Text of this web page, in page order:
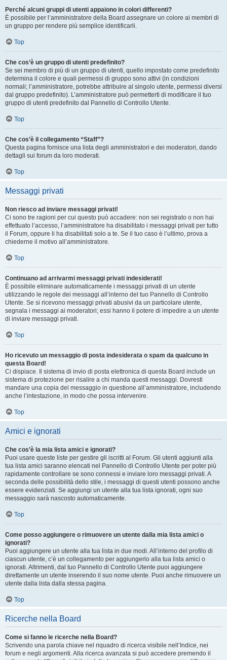
Perché alcuni gruppi di utenti appaiono in colori differenti?
È possibile per l’amministratore della Board assegnare un colore ai membri di
un gruppo per rendere più semplice identificarli.
Top
Che cos’è un gruppo di utenti predefinito?
Se sei membro di più di un gruppo di utenti, quello impostato come predefinito
determina il colore e quali permessi di gruppo sono attivi (in condizioni
normali; l’amministratore, potrebbe attribuire al singolo utente, permessi diversi
dal gruppo predefinito). L’amministratore può permetterti di modificare il tuo
gruppo di utenti predefinito dal Pannello di Controllo Utente.
Top
Che cos’è il collegamento “Staff”?
Questa pagina fornisce una lista degli amministratori e dei moderatori, dando
dettagli sui forum da loro moderati.
Top
Messaggi privati
Non riesco ad inviare messaggi privati!
Ci sono tre ragioni per cui questo può accadere: non sei registrato o non hai
effettuato l’accesso, l’amministratore ha disabilitato i messaggi privati per tutto
il Forum, oppure li ha disabilitati solo a te. Se il tuo caso è l’ultimo, prova a
chiederne il motivo all’amministratore.
Top
Continuano ad arrivarmi messaggi privati indesiderati!
È possibile eliminare automaticamente i messaggi privati ​​di un utente
utilizzando le regole dei messaggi all’interno del tuo Pannello di Controllo
Utente. Se si ricevono messaggi privati ​​abusivi da un particolare utente,
segnala i messaggi ai moderatori; essi hanno il potere di impedire a un utente
di inviare messaggi privati​​.
Top
Ho ricevuto un messaggio di posta indesiderata o spam da qualcuno in
questa Board!
Ci dispiace. Il sistema di invio di posta elettronica di questa Board include un
sistema di protezione per risalire a chi manda questi messaggi. Dovresti
mandare una copia del messaggio in questione all’amministratore, includendo
anche l’intestazione, in modo che possa intervenire.
Top
Amici e ignorati
Che cos’è la mia lista amici e ignorati?
Puoi usare queste liste per gestire gli iscritti al Forum. Gli utenti aggiunti alla
tua lista amici saranno elencati nel Pannello di Controllo Utente per poter più
rapidamente controllare se sono connessi e inviare loro messaggi privati. A
seconda delle possibilità dello stile, i messaggi di questi utenti possono anche
essere evidenziati. Se aggiungi un utente alla tua lista ignorati, ogni suo
messaggio sarà nascosto automaticamente.
Top
Come posso aggiungere o rimuovere un utente dalla mia lista amici o
ignorati?
Puoi aggiungere un utente alla tua lista in due modi. All’interno del profilo di
ciascun utente, c’è un collegamento per aggiungerlo alla tua lista amici o
ignorati. Altrimenti, dal tuo Pannello di Controllo Utente puoi aggiungere
direttamente un utente inserendo il suo nome utente. Puoi anche rimuovere un
utente dalla lista dalla stessa pagina.
Top
Ricerche nella Board
Come si fanno le ricerche nella Board?
Scrivendo una parola chiave nel riquadro di ricerca visibile nell’Indice, nei
forum e negli argomenti. Alla ricerca avanzata si può accedere premendo il